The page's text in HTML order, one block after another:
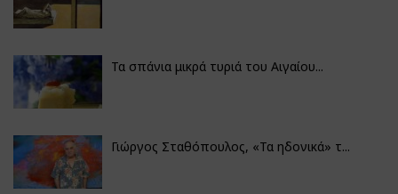
Τα σπάνια μικρά τυριά του Αιγαίου...
Γιώργος Σταθόπουλος, «Τα ηδονικά» τ...